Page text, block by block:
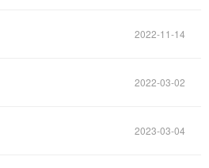
2022-11-14
2022-03-02
2023-03-04